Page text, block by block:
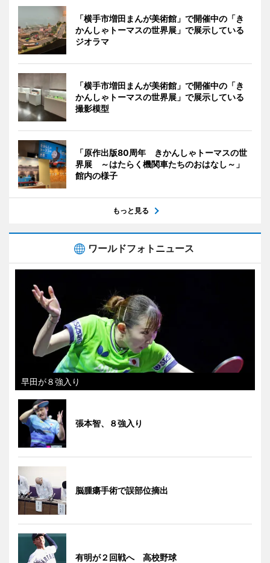
「横手市増田まんが美術館」で開催中の「き
かんしゃトーマスの世界展」で展示している
ジオラマ
「横手市増田まんが美術館」で開催中の「き
かんしゃトーマスの世界展」で展示している
撮影模型
「原作出版80周年 きかんしゃトーマスの世
界展 ～はたらく機関車たちのおはなし～」
館内の様子
もっと見る
ワールドフォトニュース
早田が８強入り
張本智、８強入り
脳腫瘍手術で誤部位摘出
有明が２回戦へ 高校野球